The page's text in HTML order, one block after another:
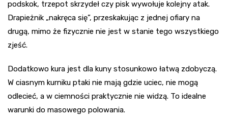
podskok, trzepot skrzydeł czy pisk wywołuje kolejny atak.
Drapieżnik „nakręca się”, przeskakując z jednej ofiary na
drugą, mimo że fizycznie nie jest w stanie tego wszystkiego
zjeść.
Dodatkowo kura jest dla kuny stosunkowo łatwą zdobyczą.
W ciasnym kurniku ptaki nie mają gdzie uciec, nie mogą
odlecieć, a w ciemności praktycznie nie widzą. To idealne
warunki do masowego polowania.